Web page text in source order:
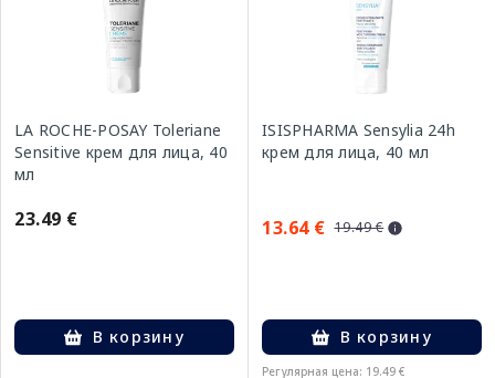
LA ROCHE-POSAY Toleriane
Sensitive крем для лица, 40
мл
23.49 €
В корзину
ISISPHARMA Sensylia 24h
крем для лица, 40 мл
13.64 € 19.49 €
В корзину
Регулярная цена: 19.49 €